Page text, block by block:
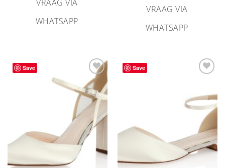
VRAAG VIA
WHATSAPP
VRAAG VIA
WHATSAPP
Save
Aan
verlanglijst
toevoegen
Save
toevoegen